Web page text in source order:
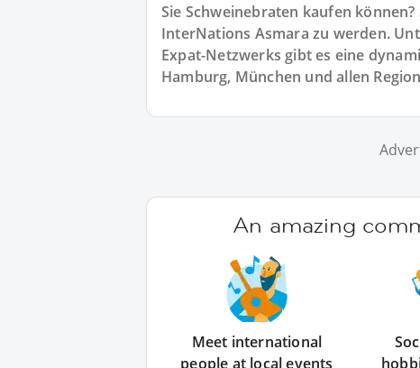
Sie Schweinebraten kaufen
InterNations Asmara zu werden.
Expat-Netzwerks gibt es eine
Hamburg, München und allen
An amazing
Meet international
people at local events